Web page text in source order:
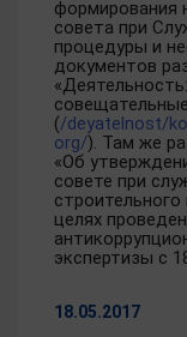
формирования
совета при
процедуры и
документов
(/deyatelnost/
org/). Там же
«Об
совете при
целях
экспертизы с
18.05.2017